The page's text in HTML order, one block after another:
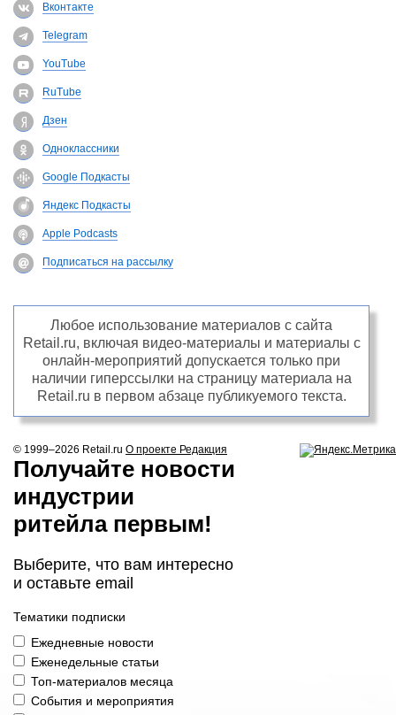
Вконтакте
Telegram
YouTube
RuTube
Дзен
Одноклассники
Google Подкасты
Яндекс Подкасты
Apple Podcasts
Подписаться на рассылку
Любое использование материалов с сайта
Retail.ru, включая видео-материалы и материалы с
онлайн-мероприятий допускается только при
наличии гиперссылки на страницу материала на
Retail.ru в первом абзаце публикуемого текста.
© 1999–2026 Retail.ru О проекте Редакция
Получайте новости
индустрии
ритейла первым!
Выберите, что вам интересно
и оставьте email
Тематики подписки
Ежедневные новости
Еженедельные статьи
Топ-материалов месяца
События и мероприятия